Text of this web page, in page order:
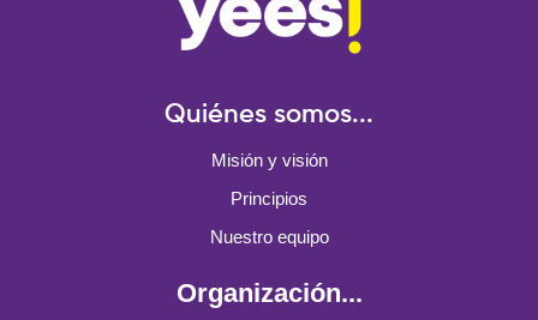
Quiénes somos...
Misión y visión
Principios
Nuestro equipo
Organización...